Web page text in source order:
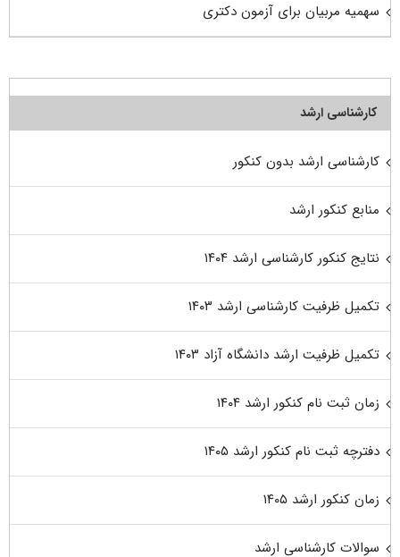
سهمیه مربیان برای آزمون دکتری
کارشناسی ارشد
کارشناسی ارشد بدون کنکور
منابع کنکور ارشد
نتایج کنکور کارشناسی ارشد ۱۴۰۴
تکمیل ظرفیت کارشناسی ارشد ۱۴۰۳
تکمیل ظرفیت ارشد دانشگاه آزاد ۱۴۰۳
زمان ثبت نام کنکور ارشد ۱۴۰۴
دفترچه ثبت نام کنکور ارشد ۱۴۰۵
زمان کنکور ارشد ۱۴۰۵
سوالات کارشناسی ارشد